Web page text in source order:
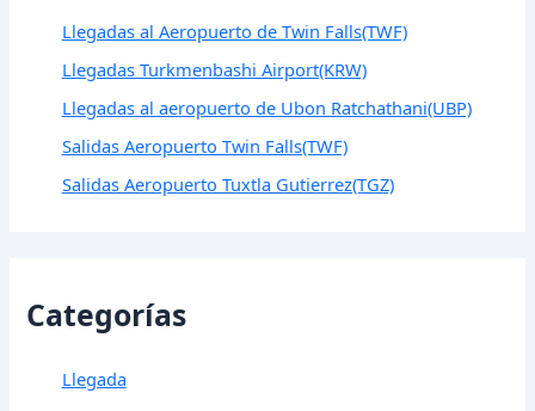
Llegadas al Aeropuerto de Twin Falls(TWF)
Llegadas Turkmenbashi Airport(KRW)
Llegadas al aeropuerto de Ubon Ratchathani(UBP)
Salidas Aeropuerto Twin Falls(TWF)
Salidas Aeropuerto Tuxtla Gutierrez(TGZ)
Categorías
Llegada